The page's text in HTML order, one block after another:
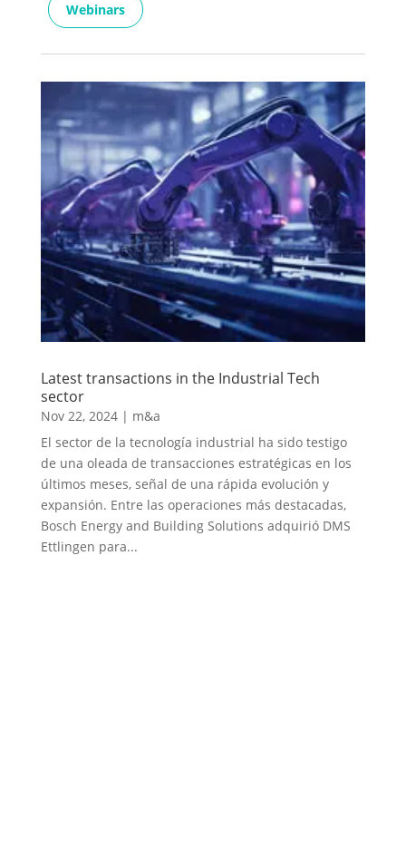
Webinars
Latest transactions in the Industrial Tech
sector
Nov 22, 2024| m&a
El sector de la tecnología industrial ha sido testigo
de una oleada de transacciones estratégicas en los
últimos meses, señal de una rápida evolución y
expansión. Entre las operaciones más destacadas,
Bosch Energy and Building Solutions adquirió DMS
Ettlingen para...